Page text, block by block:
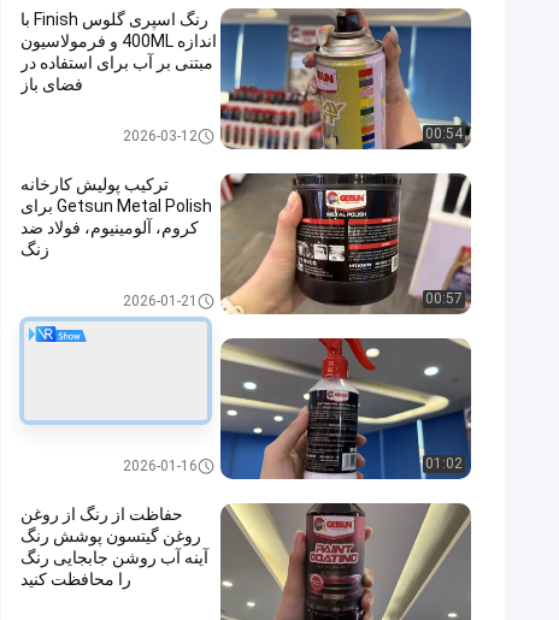
00:54
رنگ اسپری گلوس Finish با
اندازه 400ML و فرمولاسیون
مبتنی بر آب برای استفاده در
فضای باز
محصولات مراقبت از خودرو
2026-03-12
00:57
ترکیب پولیش کارخانه
Getsun Metal Polish برای
کروم، آلومینیوم، فولاد ضد
زنگ
محصولات مراقبت از خودرو
2026-01-21
01:02
آب
محصولات مراقبت از خودرو
2026-01-16
حفاظت از رنگ از روغن
روغن گیتسون پوشش رنگ
آینه آب روشن جابجایی رنگ
را محافظت کنید